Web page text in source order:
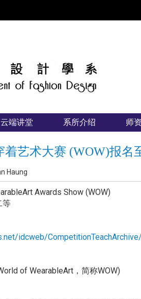
云端讲堂 系所介绍 师
着艺术大赛 (WOW)报名
Haung
Awards Show (WOW)
等
idcweb/
of WearableArt，简称WOW)